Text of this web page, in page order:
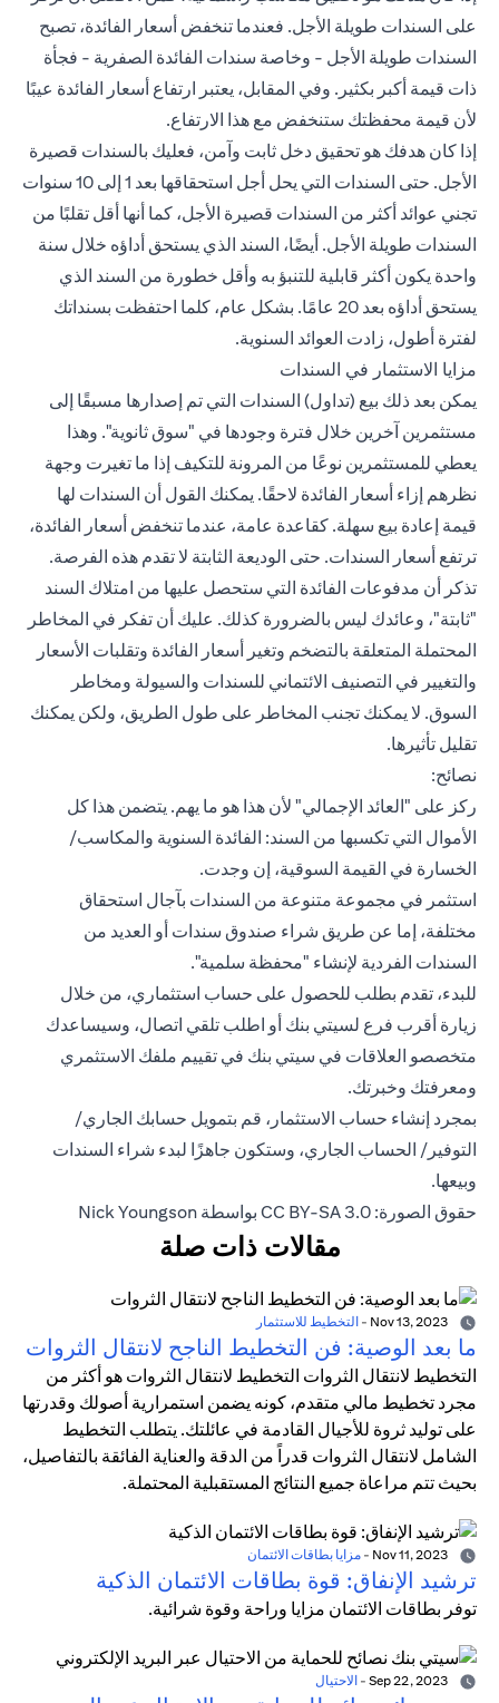
على السندات طويلة الأجل. فعندما تنخفض أسعار الفائدة، تصبح
السندات طويلة الأجل - وخاصة سندات الفائدة الصفرية - فجأة
ذات قيمة أكبر بكثير. وفي المقابل، يعتبر ارتفاع أسعار الفائدة عيبًا
لأن قيمة محفظتك ستنخفض مع هذا الارتفاع.
إذا كان هدفك هو تحقيق دخل ثابت وآمن، فعليك بالسندات قصيرة
الأجل. حتى السندات التي يحل أجل استحقاقها بعد 1 إلى 10 سنوات
تجني عوائد أكثر من السندات قصيرة الأجل، كما أنها أقل تقلبًا من
السندات طويلة الأجل. أيضًا، السند الذي يستحق أداؤه خلال سنة
واحدة يكون أكثر قابلية للتنبؤ به وأقل خطورة من السند الذي
يستحق أداؤه بعد 20 عامًا. بشكل عام، كلما احتفظت بسنداتك
لفترة أطول، زادت العوائد السنوية.
مزايا الاستثمار في السندات
يمكن بعد ذلك بيع (تداول) السندات التي تم إصدارها مسبقًا إلى
مستثمرين آخرين خلال فترة وجودها في "سوق ثانوية". وهذا
يعطي للمستثمرين نوعًا من المرونة للتكيف إذا ما تغيرت وجهة
نظرهم إزاء أسعار الفائدة لاحقًا. يمكنك القول أن السندات لها
قيمة إعادة بيع سهلة. كقاعدة عامة، عندما تنخفض أسعار الفائدة،
ترتفع أسعار السندات. حتى الوديعة الثابتة لا تقدم هذه الفرصة.
تذكر أن مدفوعات الفائدة التي ستحصل عليها من امتلاك السند
"ثابتة"، وعائدك ليس بالضرورة كذلك. عليك أن تفكر في المخاطر
المحتملة المتعلقة بالتضخم وتغير أسعار الفائدة وتقلبات الأسعار
والتغيير في التصنيف الائتماني للسندات والسيولة ومخاطر
السوق. لا يمكنك تجنب المخاطر على طول الطريق، ولكن يمكنك
تقليل تأثيرها.
نصائح:
ركز على "العائد الإجمالي" لأن هذا هو ما يهم. يتضمن هذا كل
الأموال التي تكسبها من السند: الفائدة السنوية والمكاسب/
الخسارة في القيمة السوقية، إن وجدت.
استثمر في مجموعة متنوعة من السندات بآجال استحقاق
مختلفة، إما عن طريق شراء صندوق سندات أو العديد من
السندات الفردية لإنشاء "محفظة سلمية".
للبدء، تقدم بطلب للحصول على حساب استثماري، من خلال
زيارة أقرب فرع لسيتي بنك أو اطلب تلقي اتصال، وسيساعدك
متخصصو العلاقات في سيتي بنك في تقييم ملفك الاستثمري
ومعرفتك وخبرتك.
بمجرد إنشاء حساب الاستثمار، قم بتمويل حسابك الجاري/
التوفير/ الحساب الجاري، وستكون جاهزًا لبدء شراء السندات
وبيعها.
حقوق الصورة: CC BY-SA 3.0 بواسطة Nick Youngson
مقالات ذات صلة
- التخطيط للاستثمار
ما بعد الوصية: فن التخطيط الناجح لانتقال الثروات
التخطيط لانتقال الثروات التخطيط لانتقال الثروات هو أكثر من
مجرد تخطيط مالي متقدم، كونه يضمن استمرارية أصولك وقدرتها
على توليد ثروة للأجيال القادمة في عائلتك. يتطلب التخطيط
الشامل لانتقال الثروات قدراً من الدقة والعناية الفائقة بالتفاصيل،
بحيث تتم مراعاة جميع النتائج المستقبلية المحتملة.
- مزايا بطاقات الائتمان
ترشيد الإنفاق: قوة بطاقات الائتمان الذكية
توفر بطاقات الائتمان مزايا وراحة وقوة شرائية.
- الاحتيال